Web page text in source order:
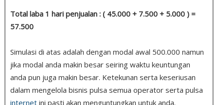
Total laba 1 hari penjualan : ( 45.000 + 7.500 + 5.000 ) =
57.500
Simulasi di atas adalah dengan modal awal 500.000 namun
jika modal anda makin besar seiring waktu keuntungan
anda pun juga makin besar. Ketekunan serta keseriusan
dalam mengelola bisnis pulsa semua operator serta pulsa
internet ini pasti akan menguntungkan untuk anda.